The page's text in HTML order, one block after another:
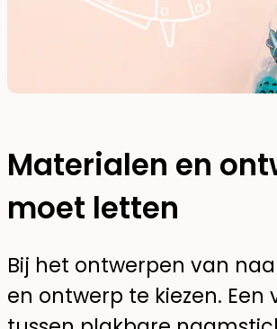
Materialen en
moet letten
Bij het ontwerpen van
en ontwerp te kiezen.